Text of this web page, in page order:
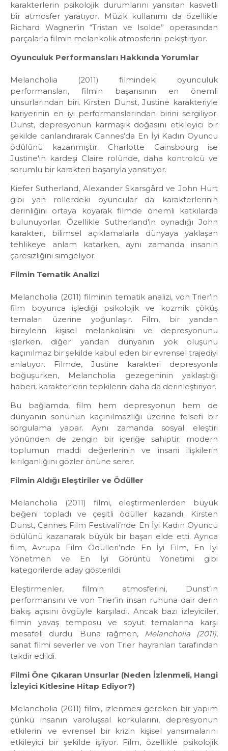
karakterlerin psikolojik durumlarını yansıtan kasvetli
bir atmosfer yaratıyor. Müzik kullanımı da özellikle
Richard Wagner'in “Tristan ve Isolde” operasından
parçalarla filmin melankolik atmosferini pekiştiriyor.
Oyunculuk Performansları Hakkında Yorumlar
Melancholia (2011) filmindeki oyunculuk
performansları, filmin başarısının en önemli
unsurlarından biri. Kirsten Dunst, Justine karakteriyle
kariyerinin en iyi performanslarından birini sergiliyor.
Dunst, depresyonun karmaşık doğasını etkileyici bir
şekilde canlandırarak Cannes’da En İyi Kadın Oyuncu
ödülünü kazanmıştır. Charlotte Gainsbourg ise
Justine'in kardeşi Claire rolünde, daha kontrolcü ve
sorumlu bir karakteri başarıyla yansıtıyor.
Kiefer Sutherland, Alexander Skarsgård ve John Hurt
gibi yan rollerdeki oyuncular da karakterlerinin
derinliğini ortaya koyarak filmde önemli katkılarda
bulunuyorlar. Özellikle Sutherland'in oynadığı John
karakteri, bilimsel açıklamalarla dünyaya yaklaşan
tehlikeye anlam katarken, aynı zamanda insanın
çaresizliğini simgeliyor.
Filmin Tematik Analizi
Melancholia (2011) filminin tematik analizi, von Trier’in
film boyunca işlediği psikolojik ve kozmik çöküş
temaları üzerine yoğunlaşır. Film, bir yandan
bireylerin kişisel melankolisini ve depresyonunu
işlerken, diğer yandan dünyanın yok oluşunu
kaçınılmaz bir şekilde kabul eden bir evrensel trajediyi
anlatıyor. Filmde, Justine karakteri depresyonla
boğuşurken, Melancholia gezegeninin yaklaştığı
haberi, karakterlerin tepkilerini daha da derinleştiriyor.
Bu bağlamda, film hem depresyonun hem de
dünyanın sonunun kaçınılmazlığı üzerine felsefi bir
sorgulama yapar. Aynı zamanda sosyal eleştiri
yönünden de zengin bir içeriğe sahiptir; modern
toplumun maddi değerlerinin ve insani ilişkilerin
kırılganlığını gözler önüne serer.
Filmin Aldığı Eleştiriler ve Ödüller
Melancholia (2011) filmi, eleştirmenlerden büyük
beğeni topladı ve çeşitli ödüller kazandı. Kirsten
Dunst, Cannes Film Festivali’nde En İyi Kadın Oyuncu
ödülünü kazanarak büyük bir başarı elde etti. Ayrıca
film, Avrupa Film Ödülleri’nde En İyi Film, En İyi
Yönetmen ve En İyi Görüntü Yönetimi gibi
kategorilerde aday gösterildi.
Eleştirmenler, filmin atmosferini, Dunst’ın
performansını ve von Trier’in insan ruhuna dair derin
bakış açısını övgüyle karşıladı. Ancak bazı izleyiciler,
filmin yavaş temposu ve soyut temalarına karşı
mesafeli durdu. Buna rağmen, Melancholia (2011),
sanat filmi severler ve von Trier hayranları tarafından
takdir edildi.
Filmi Öne Çıkaran Unsurlar (Neden İzlenmeli, Hangi
İzleyici Kitlesine Hitap Ediyor?)
Melancholia (2011) filmi, izlenmesi gereken bir yapım
çünkü insanın varoluşsal korkularını, depresyonun
etkilerini ve evrensel bir krizin kişisel yansımalarını
etkileyici bir şekilde işliyor. Film, özellikle psikolojik